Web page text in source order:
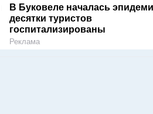
В Буковеле началась
десятки туристов
госпитализированы
Реклама